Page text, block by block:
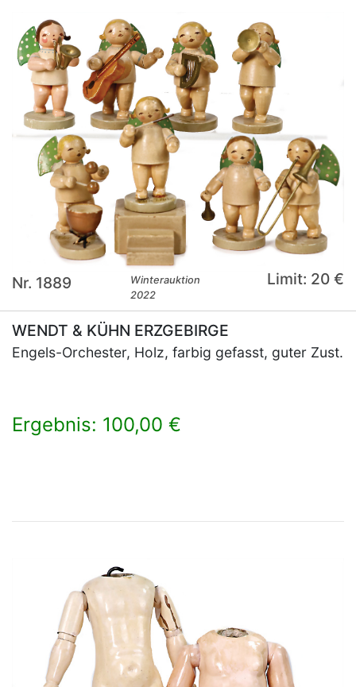
Nr. 1889
Winterauktion
2022
Limit: 20 €
WENDT & KÜHN ERZGEBIRGE
Engels-Orchester, Holz, farbig gefasst, guter Zust.
Ergebnis: 100,00 €